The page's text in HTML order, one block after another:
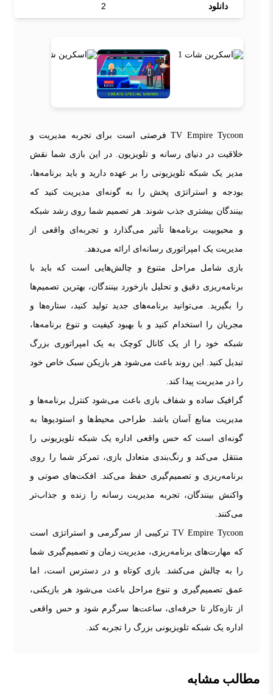
دانلود 2
TV Empire Tycoon فرصتی است برای تجربه مدیریت و
خلاقیت در دنیای رسانه و تلویزیون. در این بازی شما نقش
مدیر یک شبکه تلویزیونی را بر عهده دارید و باید برنامه‌ها،
بودجه و استراتژی پخش را به گونه‌ای مدیریت کنید که
بینندگان بیشتری جذب شوند. هر تصمیم شما روی رشد شبکه
و محبوبیت برنامه‌ها تأثیر می‌گذارد و تجربه‌ای واقعی از
مدیریت یک امپراتوری رسانه‌ای ارائه می‌دهد.
بازی شامل مراحل متنوع و چالش‌هایی است که باید با
برنامه‌ریزی دقیق و تحلیل بازخورد بینندگان، بهترین تصمیم‌ها
را بگیرید. می‌توانید برنامه‌های جدید تولید کنید، ستاره‌ها و
مجریان را استخدام کنید و با بهبود کیفیت و تنوع برنامه‌ها،
شبکه خود را از یک کانال کوچک به یک امپراتوری بزرگ
تبدیل کنید. این روند باعث می‌شود هر بازیکن سبک خاص خود
را در مدیریت پیدا کند.
گرافیک ساده و شفاف بازی باعث می‌شود کنترل برنامه‌ها و
مدیریت منابع آسان باشد. طراحی محیط‌ها و استودیوها به
گونه‌ای است که حس واقعی اداره یک شبکه تلویزیونی را
منتقل می‌کند و رنگ‌بندی متعادل بازی، تمرکز شما را روی
برنامه‌ریزی و تصمیم‌گیری حفظ می‌کند. افکت‌های صوتی و
واکنش بینندگان، تجربه مدیریت رسانه را زنده و جذاب‌تر
می‌کنند.
TV Empire Tycoon ترکیبی از سرگرمی و استراتژی است
که مهارت‌های برنامه‌ریزی، مدیریت زمان و تصمیم‌گیری شما
را به چالش می‌کشد. بازی کوتاه و در دسترس است، اما
عمق تصمیم‌گیری و تنوع مراحل باعث می‌شود هر بازیکنی،
از تازه‌کار تا حرفه‌ای، ساعت‌ها سرگرم شود و حس واقعی
اداره یک شبکه تلویزیونی بزرگ را تجربه کند.
مطالب مشابه